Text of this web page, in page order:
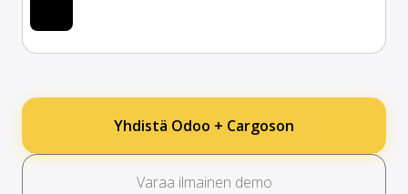
Yhdistä Odoo + Cargoson
Varaa ilmainen demo